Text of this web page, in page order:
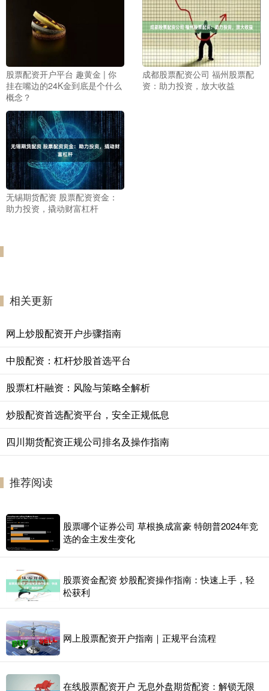
股票配资开户平台 趣黄金 | 你
挂在嘴边的24K金到底是个什么
概念？
成都股票配资公司 福州股票配
资：助力投资，放大收益
无锡期货配资 股票配资资金：
助力投资，撬动财富杠杆
相关更新
网上炒股配资开户步骤指南
中股配资：杠杆炒股首选平台
股票杠杆融资：风险与策略全解析
炒股配资首选配资平台，安全正规低息
四川期货配资正规公司排名及操作指南
推荐阅读
股票哪个证券公司 草根换成富豪 特朗普2024年竞
选的金主发生变化
股票资金配资 炒股配资操作指南：快速上手，轻
松获利
网上股票配资开户指南｜正规平台流程
在线股票配资开户 无息外盘期货配资：解锁无限